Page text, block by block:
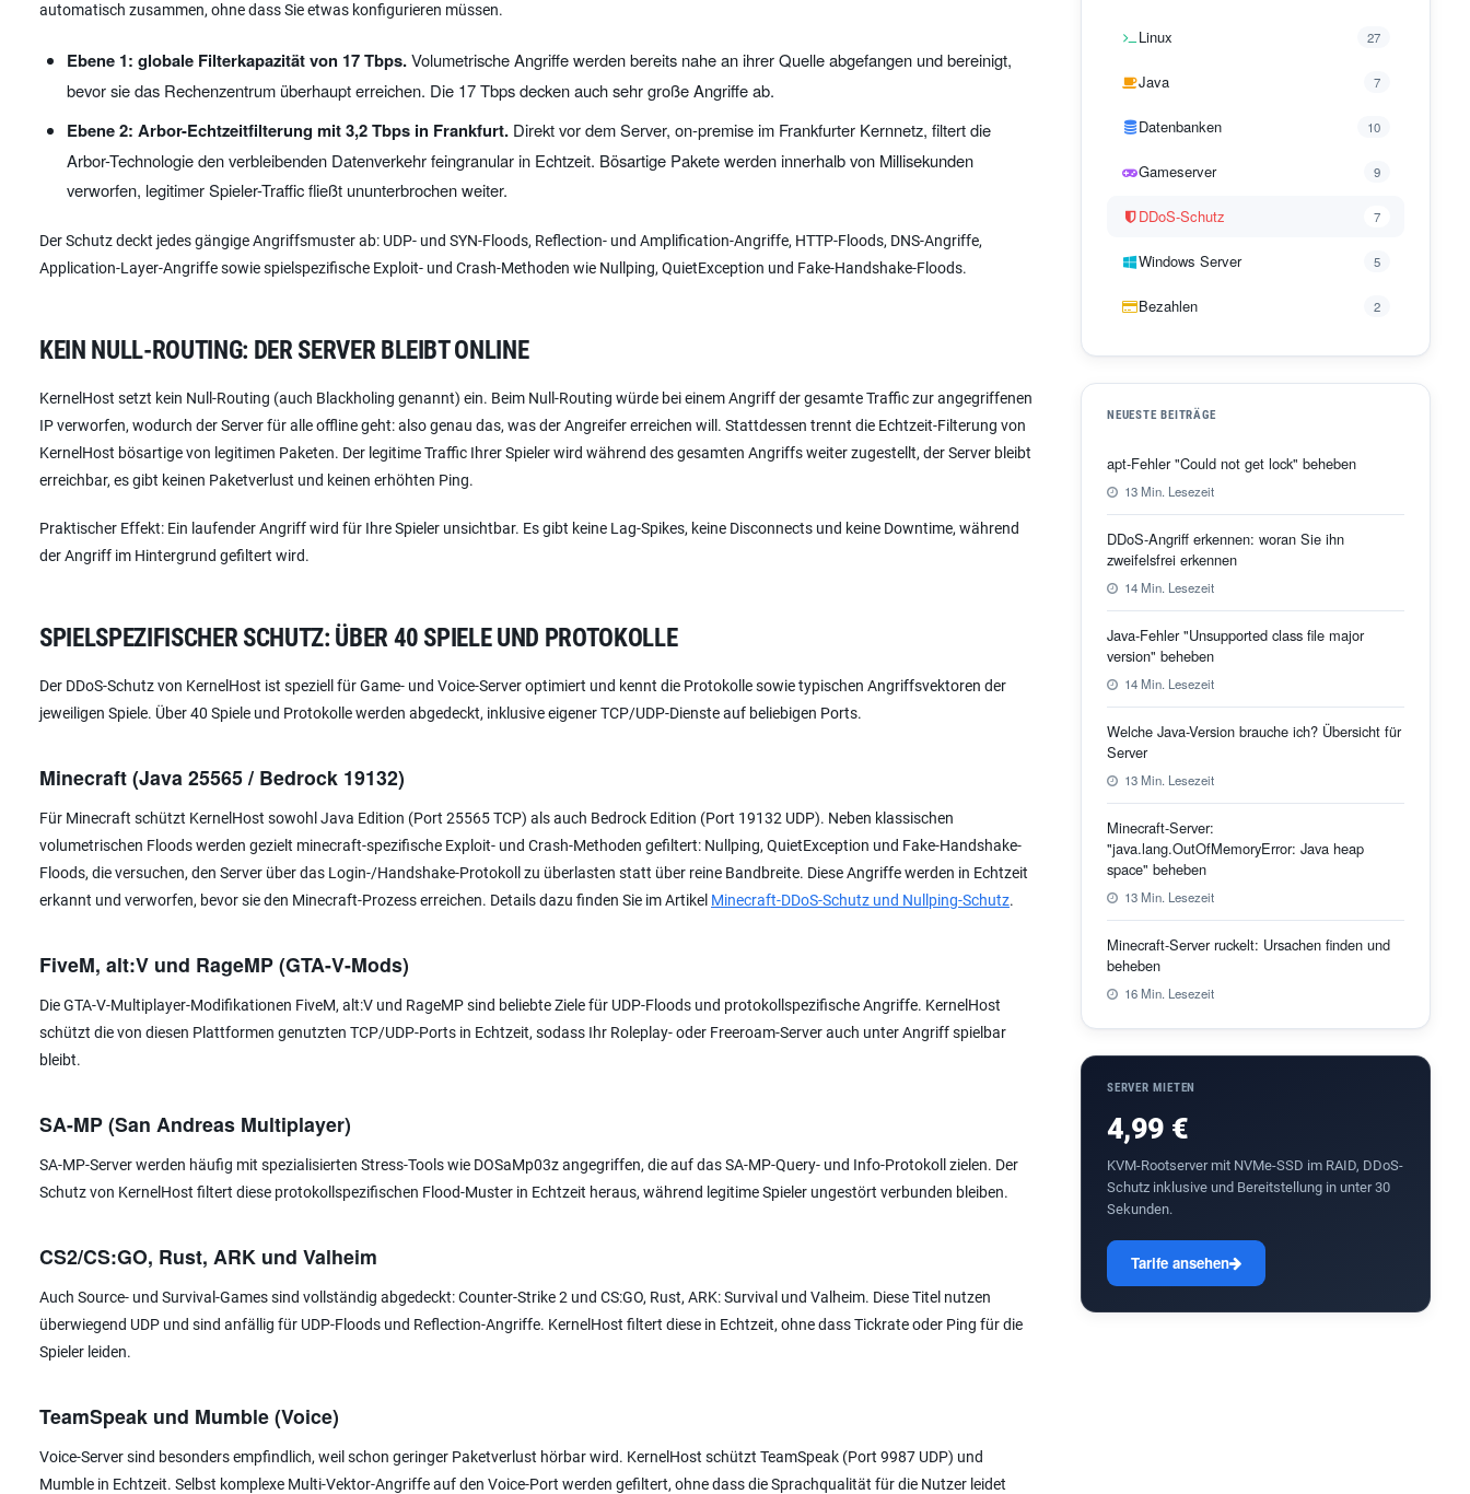
automatisch zusammen, ohne dass Sie etwas konfigurieren müssen.
Ebene 1: globale Filterkapazität von 17 Tbps.Volumetrische Angriffe werden bereits nahe an ihrer Quelle abgefangen und bereinigt,
bevor sie das Rechenzentrum überhaupt erreichen. Die 17 Tbps decken auch sehr große Angriffe ab.
Ebene 2: Arbor-Echtzeitfilterung mit 3,2 Tbps in Frankfurt. Direkt vor dem Server, on-premise im Frankfurter Kernnetz, filtert die
Arbor-Technologie den verbleibenden Datenverkehr feingranular in Echtzeit. Bösartige Pakete werden innerhalb von Millisekunden
verworfen, legitimer Spieler-Traffic fließt ununterbrochen weiter.
Der Schutz deckt jedes gängige Angriffsmuster ab: UDP- und SYN-Floods, Reflection- und Amplification-Angriffe, HTTP-Floods, DNS-Angriffe,
Application-Layer-Angriffe sowie spielspezifische Exploit- und Crash-Methoden wie Nullping, QuietException und Fake-Handshake-Floods.
KEIN NULL-ROUTING: DER SERVER BLEIBT ONLINE
KernelHost setzt kein Null-Routing (auch Blackholing genannt) ein. Beim Null-Routing würde bei einem Angriff der gesamte Traffic zur angegriffenen
IP verworfen, wodurch der Server für alle offline geht: also genau das, was der Angreifer erreichen will. Stattdessen trennt die Echtzeit-Filterung von
KernelHost bösartige von legitimen Paketen. Der legitime Traffic Ihrer Spieler wird während des gesamten Angriffs weiter zugestellt, der Server bleibt
erreichbar, es gibt keinen Paketverlust und keinen erhöhten Ping.
Praktischer Effekt: Ein laufender Angriff wird für Ihre Spieler unsichtbar. Es gibt keine Lag-Spikes, keine Disconnects und keine Downtime, während
der Angriff im Hintergrund gefiltert wird.
SPIELSPEZIFISCHER SCHUTZ: ÜBER 40 SPIELE UND PROTOKOLLE
Der DDoS-Schutz von KernelHost ist speziell für Game- und Voice-Server optimiert und kennt die Protokolle sowie typischen Angriffsvektoren der
jeweiligen Spiele. Über 40 Spiele und Protokolle werden abgedeckt, inklusive eigener TCP/UDP-Dienste auf beliebigen Ports.
Minecraft (Java 25565 / Bedrock 19132)
Für Minecraft schützt KernelHost sowohl Java Edition (Port 25565 TCP) als auch Bedrock Edition (Port 19132 UDP). Neben klassischen
volumetrischen Floods werden gezielt minecraft-spezifische Exploit- und Crash-Methoden gefiltert: Nullping, QuietException und Fake-Handshake-
Floods, die versuchen, den Server über das Login-/Handshake-Protokoll zu überlasten statt über reine Bandbreite. Diese Angriffe werden in Echtzeit
erkannt und verworfen, bevor sie den Minecraft-Prozess erreichen. Details dazu finden Sie im Artikel Minecraft-DDoS-Schutz und Nullping-Schutz.
FiveM, alt:V und RageMP (GTA-V-Mods)
Die GTA-V-Multiplayer-Modifikationen FiveM, alt:V und RageMP sind beliebte Ziele für UDP-Floods und protokollspezifische Angriffe. KernelHost
schützt die von diesen Plattformen genutzten TCP/UDP-Ports in Echtzeit, sodass Ihr Roleplay- oder Freeroam-Server auch unter Angriff spielbar
bleibt.
SA-MP (San Andreas Multiplayer)
SA-MP-Server werden häufig mit spezialisierten Stress-Tools wie DOSaMp03z angegriffen, die auf das SA-MP-Query- und Info-Protokoll zielen. Der
Schutz von KernelHost filtert diese protokollspezifischen Flood-Muster in Echtzeit heraus, während legitime Spieler ungestört verbunden bleiben.
CS2/CS:GO, Rust, ARK und Valheim
Auch Source- und Survival-Games sind vollständig abgedeckt: Counter-Strike 2 und CS:GO, Rust, ARK: Survival und Valheim. Diese Titel nutzen
überwiegend UDP und sind anfällig für UDP-Floods und Reflection-Angriffe. KernelHost filtert diese in Echtzeit, ohne dass Tickrate oder Ping für die
Spieler leiden.
TeamSpeak und Mumble (Voice)
Voice-Server sind besonders empfindlich, weil schon geringer Paketverlust hörbar wird. KernelHost schützt TeamSpeak (Port 9987 UDP) und
Mumble in Echtzeit. Selbst komplexe Multi-Vektor-Angriffe auf den Voice-Port werden gefiltert, ohne dass die Sprachqualität für die Nutzer leidet
Linux 27
Java 7
Datenbanken 10
Gameserver 9
DDoS-Schutz 7
Windows Server 5
Bezahlen 2
NEUESTE BEITRÄGE
apt-Fehler "Could not get lock" beheben
13 Min. Lesezeit
DDoS-Angriff erkennen: woran Sie ihn
zweifelsfrei erkennen
14 Min. Lesezeit
Java-Fehler "Unsupported class file major
version" beheben
14 Min. Lesezeit
Welche Java-Version brauche ich? Übersicht für
Server
13 Min. Lesezeit
Minecraft-Server:
"java.lang.OutOfMemoryError: Java heap
space" beheben
13 Min. Lesezeit
Minecraft-Server ruckelt: Ursachen finden und
beheben
16 Min. Lesezeit
SERVER MIETEN
4,99 €
KVM-Rootserver mit NVMe-SSD im RAID, DDoS-
Schutz inklusive und Bereitstellung in unter 30
Sekunden.
Tarife ansehen